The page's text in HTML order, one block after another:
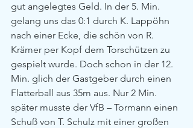
gut angelegtes Geld. In der 5. Min.
gelang uns das 0:1 durch K. Lappöhn
nach einer Ecke, die schön von R.
Krämer per Kopf dem Torschützen zu
gespielt wurde. Doch schon in der 12.
Min. glich der Gastgeber durch einen
Flatterball aus 35m aus. Nur 2 Min.
später musste der VfB – Tormann einen
Schuß von T. Schulz mit einer großen